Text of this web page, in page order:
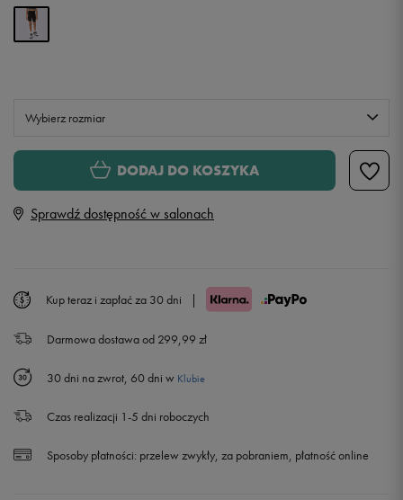
Wybierz rozmiar
Rozmiary EU
122-128 cm
140-155 cm Powiadom o dostępności
155-159 cm
DODAJ DO KOSZYKA
Sprawdź dostępność w salonach
Kup teraz i zapłać za 30 dni |
Darmowa dostawa od 299,99 zł
30 dni na zwrot, 60 dni w Klubie
Czas realizacji 1-5 dni roboczych
Sposoby płatności: przelew zwykły, za pobraniem, płatność online